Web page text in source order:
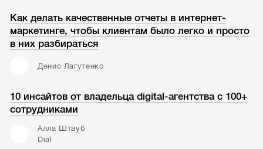
Как делать качественные отчеты в интернет-
маркетинге, чтобы клиентам было легко и просто
в них разбираться
Денис Лагутенко
10 инсайтов от владельца digital-агентства с 100+
сотрудниками
Алла Штауб
Dial